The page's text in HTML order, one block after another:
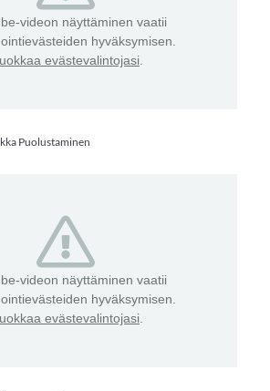
videon näyttäminen vaatii
hyväksymisen.
evästevalintojasi.
Puolustaminen
videon näyttäminen vaatii
hyväksymisen.
evästevalintojasi.